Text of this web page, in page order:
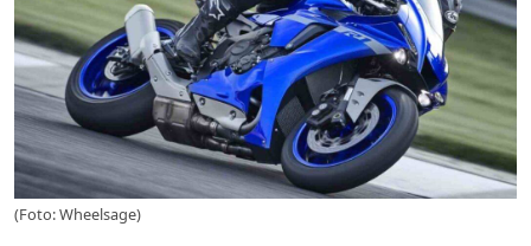
(Foto: Wheelsage)